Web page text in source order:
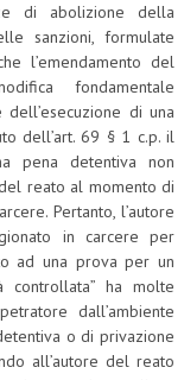
di abolizione della
sanzioni, formulate
l’emendamento del
fondamentale
di una
dell’art. 69 § 1 c.p. il
pena detentiva non
reato al momento di
Pertanto, l’autore
in carcere per
ad una prova per un
controllata” ha molte
dall’ambiente
o di privazione
all’autore del reato